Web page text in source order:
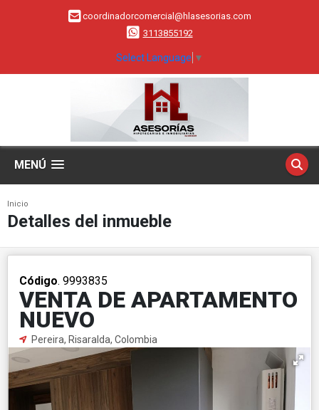
coordinadorcomercial@hlasesorias.com
3113855192
Select Language ▼
MENÚ
Inicio
Detalles del inmueble
Código. 9993835
VENTA DE APARTAMENTO
NUEVO
Pereira, Risaralda, Colombia